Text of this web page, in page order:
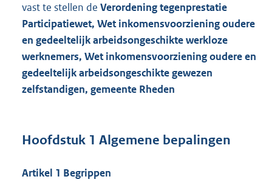
vast te stellen de Verordening tegenprestatie
Participatiewet, Wet inkomensvoorziening oudere
en gedeeltelijk arbeidsongeschikte werkloze
werknemers, Wet inkomensvoorziening oudere en
gedeeltelijk arbeidsongeschikte gewezen
zelfstandigen, gemeente Rheden
Hoofdstuk 1 Algemene bepalingen
Artikel 1 Begrippen